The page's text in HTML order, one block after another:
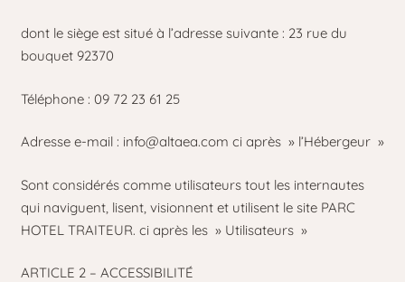
dont le siège est situé à l’adresse suivante : 23 rue du
bouquet 92370
Téléphone : 09 72 23 61 25
Adresse e-mail : info@altaea.com ci après » l’Hébergeur »
Sont considérés comme utilisateurs tout les internautes
qui naviguent, lisent, visionnent et utilisent le site PARC
HOTEL TRAITEUR. ci après les » Utilisateurs »
ARTICLE 2 – ACCESSIBILITÉ